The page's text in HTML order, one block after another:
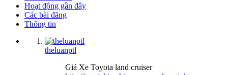
Hoạt động gần đây
Các bài đăng
Thông tin
theluanptl
Giá Xe Toyota land cruiser